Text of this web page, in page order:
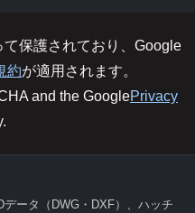
保護されており、Google
約が適用されます。
and the GooglePrivacy
ータ（DWG・DXF）、ハッチ